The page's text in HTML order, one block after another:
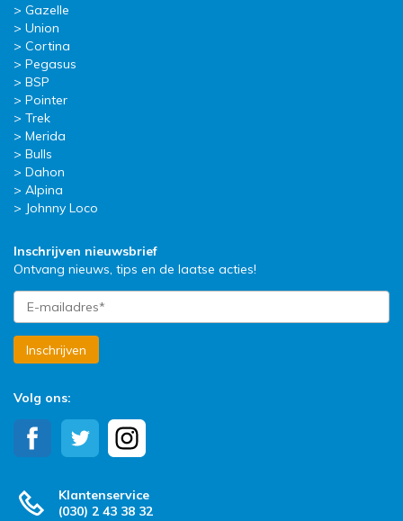
Gazelle
Union
Cortina
Pegasus
BSP
Pointer
Trek
Merida
Bulls
Dahon
Alpina
Johnny Loco
Inschrijven nieuwsbrief
Ontvang nieuws, tips en de laatse acties!
Inschrijven
Volg ons:
Klantenservice
(030) 2 43 38 32